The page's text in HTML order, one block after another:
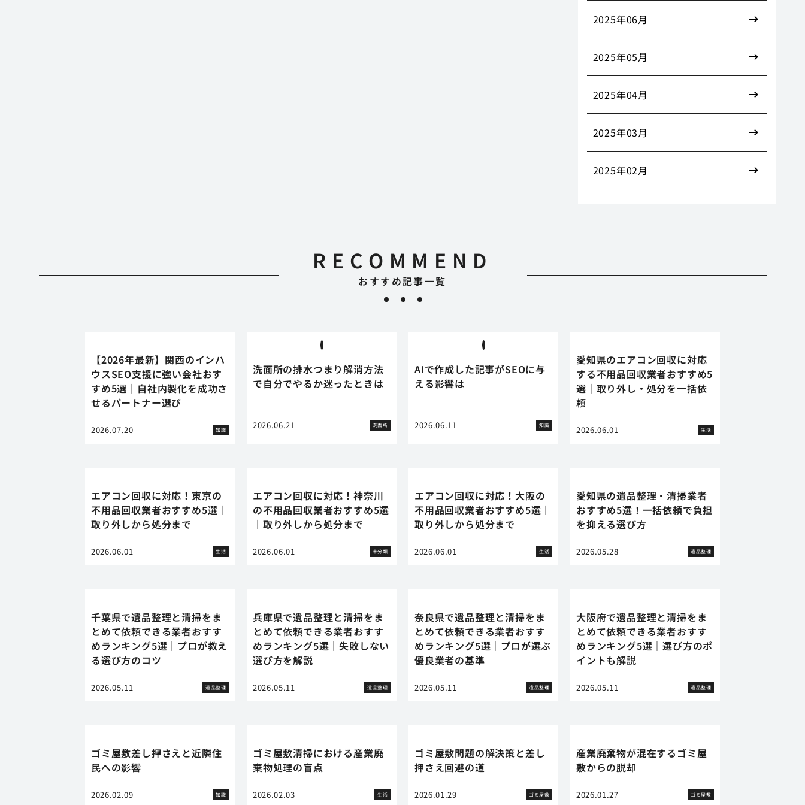
RECOMMEND
おすすめ記事一覧
【2026年最新】関西のインハ
ウスSEO支援に強い会社おす
すめ5選｜自社内製化を成功さ
せるパートナー選び
2026.07.20 知識
洗面所の排水つまり解消方法
で自分でやるか迷ったときは
2026.06.21 洗面所
AIで作成した記事がSEOに与
える影響は
2026.06.11 知識
愛知県のエアコン回収に対応
する不用品回収業者おすすめ5
選｜取り外し・処分を一括依
頼
2026.06.01 生活
エアコン回収に対応！東京の
不用品回収業者おすすめ5選｜
取り外しから処分まで
2026.06.01 生活
エアコン回収に対応！神奈川
の不用品回収業者おすすめ5選
｜取り外しから処分まで
2026.06.01 未分類
エアコン回収に対応！大阪の
不用品回収業者おすすめ5選｜
取り外しから処分まで
2026.06.01 生活
愛知県の遺品整理・清掃業者
おすすめ5選！一括依頼で負担
を抑える選び方
2026.05.28 遺品整理
千葉県で遺品整理と清掃をま
とめて依頼できる業者おすす
めランキング5選｜プロが教え
る選び方のコツ
2026.05.11 遺品整理
兵庫県で遺品整理と清掃をま
とめて依頼できる業者おすす
めランキング5選｜失敗しない
選び方を解説
2026.05.11 遺品整理
奈良県で遺品整理と清掃をま
とめて依頼できる業者おすす
めランキング5選｜プロが選ぶ
優良業者の基準
2026.05.11 遺品整理
大阪府で遺品整理と清掃をま
とめて依頼できる業者おすす
めランキング5選｜選び方のポ
イントも解説
2026.05.11 遺品整理
ゴミ屋敷差し押さえと近隣住
民への影響
2026.02.09 知識
ゴミ屋敷清掃における産業廃
棄物処理の盲点
2026.02.03 生活
ゴミ屋敷問題の解決策と差し
押さえ回避の道
2026.01.29 ゴミ屋敷
産業廃棄物が混在するゴミ屋
敷からの脱却
2026.01.27 ゴミ屋敷
2025年06月
2025年05月
2025年04月
2025年03月
2025年02月